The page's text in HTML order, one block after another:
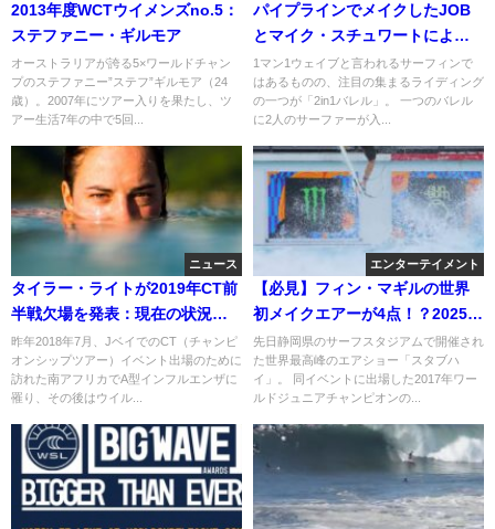
2013年度WCTウイメンズno.5：
ステファニー・ギルモア
オーストラリアが誇る5×ワールドチャン
プのステファニー”ステフ”ギルモア（24
歳）。2007年にツアー入りを果たし、ツ
アー生活7年の中で5回...
パイプラインでメイクしたJOB
とマイク・スチュワートによる
「2in1バレル」動画
1マン1ウェイブと言われるサーフィンで
はあるものの、注目の集まるライディング
の一つが「2in1バレル」。 一つのバレル
に2人のサーファーが入...
ニュース
タイラー・ライトが2019年CT前
半戦欠場を発表：現在の状況な
ど
昨年2018年7月、JベイでのCT（チャンピ
オンシップツアー）イベント出場のために
訪れた南アフリカでA型インフルエンザに
罹り、その後はウイル...
エンターテイメント
【必見】フィン・マギルの世界
初メイクエアーが4点！？2025年
スタブハイ舞台裏動画
先日静岡県のサーフスタジアムで開催され
た世界最高峰のエアショー「スタブハ
イ」。 同イベントに出場した2017年ワー
ルドジュニアチャンピオンの...